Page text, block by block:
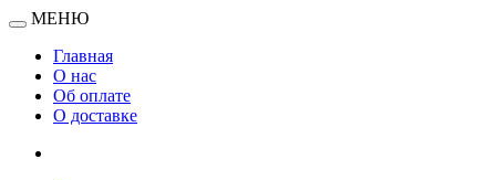
МЕНЮ
Главная
О нас
Об оплате
О доставке